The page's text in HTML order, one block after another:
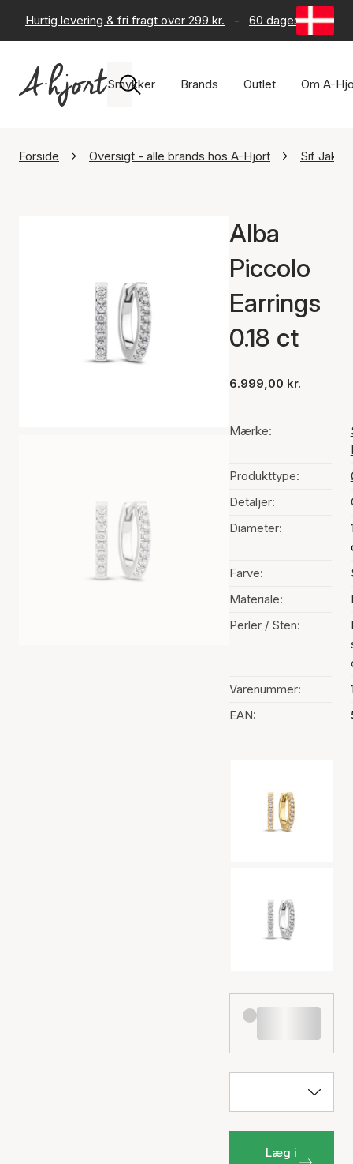
Hurtig levering & fri fragt over 299 kr. - 60 dages returret
Smykker Brands Outlet Om A-
Forside Oversigt - alle brands hos A-Hjort Sif
Alba
Piccolo
Earrings
0.18 ct
6.999,00 kr.
Mærke:
Produkttype:
Detaljer:
Diameter:
Farve:
Materiale:
Perler / Sten:
Varenummer:
EAN:
Læg i